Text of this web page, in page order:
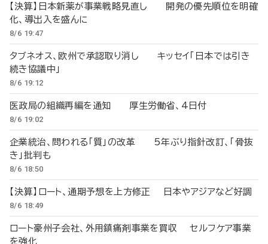
【決算】日本新薬が事業戦略見直し 開発の優先順位を明確
化、導出入を盛んに
8/6 19:47
タブネオス、欧州で承認取り消し キッセイ「日本では引き
続き協議中」
8/6 19:12
医政局の組織再編を通知 厚生労働省、4日付
8/6 19:02
企業統治、問われる「質」の改革 5年ぶり指針改訂、「骨抜
き」批判も
8/6 18:50
【決算】ロート、通期予想を上方修正 日本やアジアなど好調
8/6 18:49
ロート豪州子会社、外用鎮痛剤事業を買収 セルフケア事業
を強化